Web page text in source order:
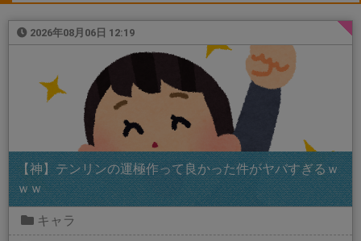
2026年08月06日 12:19
【神】テンリンの運極作って良かった件がヤバすぎるｗ
ｗｗ
キャラ